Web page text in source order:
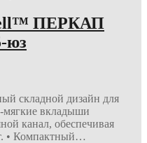
ПЕРКАП
юз
складной дизайн для
мягкие вкладыши
канал, обеспечивая
• Компактный…